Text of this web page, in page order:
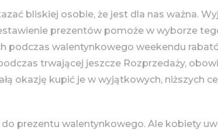
bliskiej osobie, że jest dla nas ważna.
prezentów pomoże w wyborze
podczas walentynkowego weekendu
trwającej jeszcze Rozprzedaży,
okazję kupić je w wyjątkowych, niższych
prezentu walentynkowego. Ale kobiety